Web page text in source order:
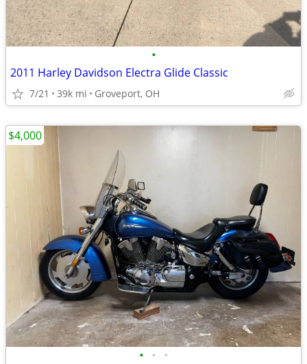
•
2011 Harley Davidson Electra Glide Classic
7/21 39k mi Groveport, OH
• • •
$4,000